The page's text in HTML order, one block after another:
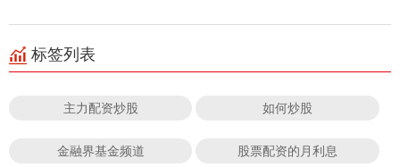
标签列表
主力配资炒股 如何炒股
金融界基金频道 股票配资的月利息